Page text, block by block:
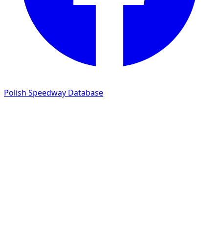
Polish Speedway Database